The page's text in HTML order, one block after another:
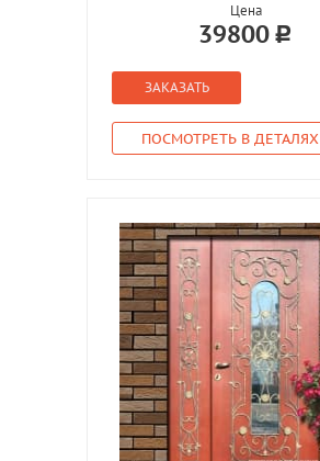
Цена
39800
ЗАКАЗАТЬ
ПОСМОТРЕТЬ В ДЕТАЛЯХ